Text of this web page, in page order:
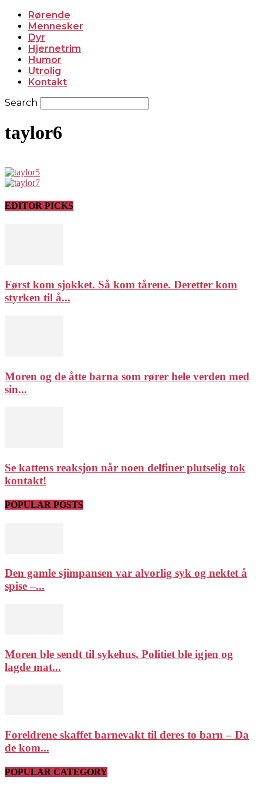
Rørende
Mennesker
Dyr
Hjernetrim
Humor
Utrolig
Kontakt
Search
taylor6
EDITOR PICKS
Først kom sjokket. Så kom tårene. Deretter kom
styrken til å...
Moren og de åtte barna som rører hele verden med
sin...
Se kattens reaksjon når noen delfiner plutselig tok
kontakt!
POPULAR POSTS
Den gamle sjimpansen var alvorlig syk og nektet å
spise –...
Moren ble sendt til sykehus. Politiet ble igjen og
lagde mat...
Foreldrene skaffet barnevakt til deres to barn – Da
de kom...
POPULAR CATEGORY